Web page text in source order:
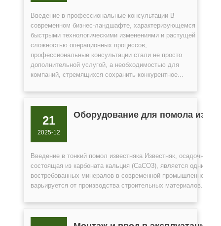
Введение в профессиональные консультации В
современном бизнес-ландшафте, характеризующемся
быстрыми технологическими изменениями и растущей
сложностью операционных процессов,
профессиональные консультации стали не просто
дополнительной услугой, а необходимостью для
компаний, стремящихся сохранить конкурентное...
21
2025-12
Оборудование для помола
Введение в тонкий помол известняка Известняк, осадочная
состоящая из карбоната кальция (CaCO3), является одним из
востребованных минералов в современной промышленности.
варьируется от производства строительных материалов...